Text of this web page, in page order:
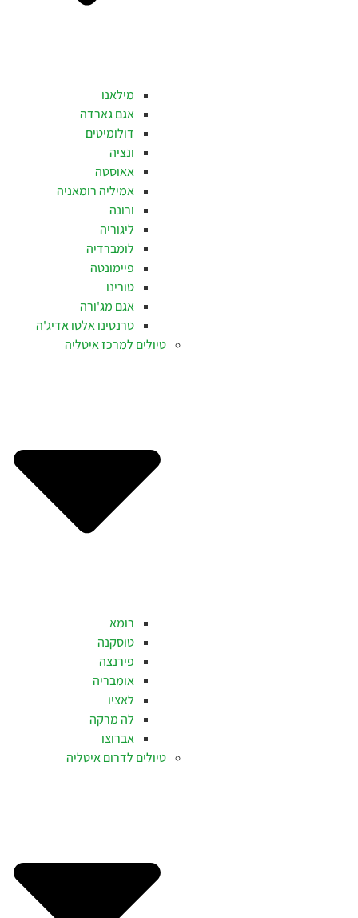
מילאנו
אגם גארדה
דולומיטים
ונציה
אאוסטה
אמיליה רומאניה
ורונה
ליגוריה
לומברדיה
פיימונטה
טורינו
אגם מג'ורה
טרנטינו אלטו אדיג'ה
טיולים למרכז איטליה
רומא
טוסקנה
פירנצה
אומבריה
לאציו
לה מרקה
אברוצו
טיולים לדרום איטליה